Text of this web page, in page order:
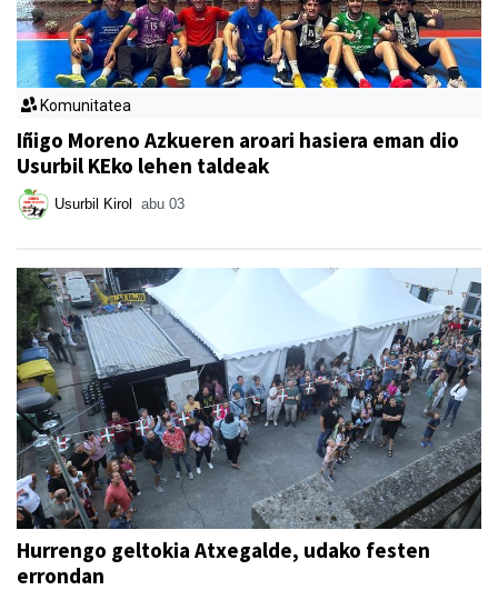
Komunitatea
Iñigo Moreno Azkueren aroari hasiera eman dio
Usurbil KEko lehen taldeak
Usurbil Kirol abu 03
Hurrengo geltokia Atxegalde, udako festen
errondan